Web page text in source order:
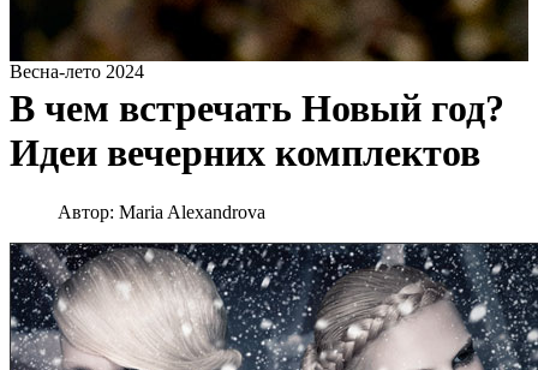
Весна-лето 2024
В чем встречать Новый год?
Идеи вечерних комплектов
Автор: Maria Alexandrova